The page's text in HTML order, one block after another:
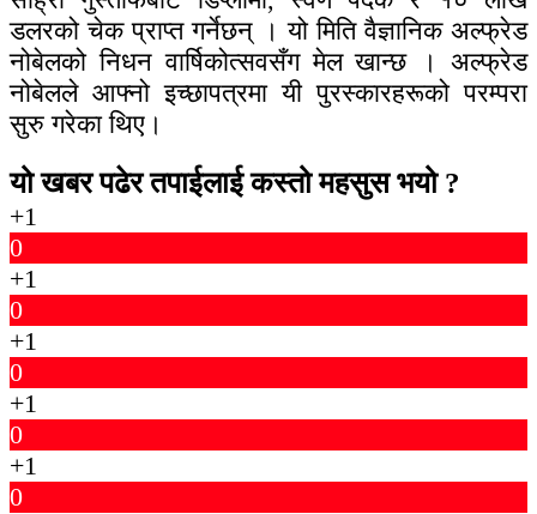
डलरको चेक प्राप्त गर्नेछन् । यो मिति वैज्ञानिक अल्फ्रेड
नोबेलको निधन वार्षिकोत्सवसँग मेल खान्छ । अल्फ्रेड
नोबेलले आफ्नो इच्छापत्रमा यी पुरस्कारहरूको परम्परा
सुरु गरेका थिए।
यो खबर पढेर तपाईलाई कस्तो महसुस भयो ?
+1
0
+1
0
+1
0
+1
0
+1
0